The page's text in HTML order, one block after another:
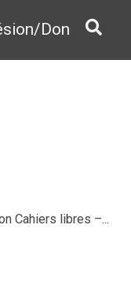
Don
Cahiers libres –...